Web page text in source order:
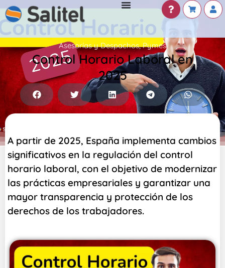
Asesorías y Despachos,Pymes
Control Horario Laboral en
2025
A partir de 2025, España implementa cambios
significativos en la regulación del control
horario laboral, con el objetivo de modernizar
las prácticas empresariales y garantizar una
mayor transparencia y protección de los
derechos de los trabajadores.